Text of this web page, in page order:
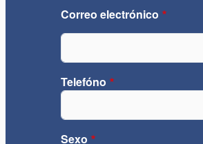
Correo electrónico
Telefóno
Sexo